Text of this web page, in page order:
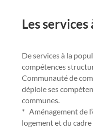
Les
De services à la
compétences
Communauté de
déploie ses
communes.
* Aménagement de
logement et du